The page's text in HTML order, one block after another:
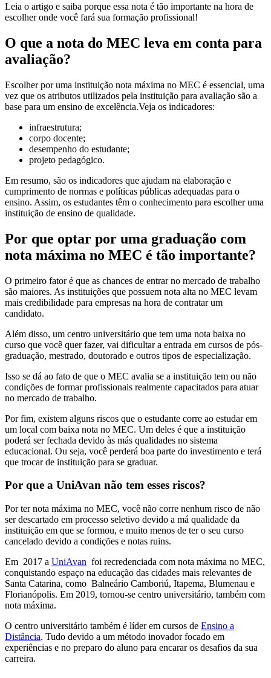
Leia o artigo e saiba porque essa nota é tão importante na hora de
escolher onde você fará sua formação profissional!
O que a nota do MEC leva em conta para
avaliação?
Escolher por uma instituição nota máxima no MEC é essencial, uma
vez que os atributos utilizados pela instituição para avaliação são a
base para um ensino de excelência.Veja os indicadores:
infraestrutura;
corpo docente;
desempenho do estudante;
projeto pedagógico.
Em resumo, são os indicadores que ajudam na elaboração e
cumprimento de normas e políticas públicas adequadas para o
ensino. Assim, os estudantes têm o conhecimento para escolher uma
instituição de ensino de qualidade.
Por que optar por uma graduação com
nota máxima no MEC é tão importante?
O primeiro fator é que as chances de entrar no mercado de trabalho
são maiores. As instituições que possuem nota alta no MEC levam
mais credibilidade para empresas na hora de contratar um
candidato.
Além disso, um centro universitário que tem uma nota baixa no
curso que você quer fazer, vai dificultar a entrada em cursos de pós-
graduação, mestrado, doutorado e outros tipos de especialização.
Isso se dá ao fato de que o MEC avalia se a instituição tem ou não
condições de formar profissionais realmente capacitados para atuar
no mercado de trabalho.
Por fim, existem alguns riscos que o estudante corre ao estudar em
um local com baixa nota no MEC. Um deles é que a instituição
poderá ser fechada devido às más qualidades no sistema
educacional. Ou seja, você perderá boa parte do investimento e terá
que trocar de instituição para se graduar.
Por que a UniAvan não tem esses riscos?
Por ter nota máxima no MEC, você não corre nenhum risco de não
ser descartado em processo seletivo devido a má qualidade da
instituição em que se formou, e muito menos de ter o seu curso
cancelado devido a condições e notas ruins.
Em 2017 a UniAvan foi recredenciada com nota máxima no MEC,
conquistando espaço na educação das cidades mais relevantes de
Santa Catarina, como Balneário Camboriú, Itapema, Blumenau e
Florianópolis. Em 2019, tornou-se centro universitário, também com
nota máxima.
O centro universitário também é líder em cursos de Ensino a
Distância. Tudo devido a um método inovador focado em
experiências e no preparo do aluno para encarar os desafios da sua
carreira.